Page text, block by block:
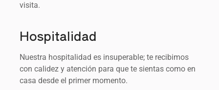
visita.
Hospitalidad
Nuestra hospitalidad es insuperable; te recibimos
con calidez y atención para que te sientas como en
casa desde el primer momento.